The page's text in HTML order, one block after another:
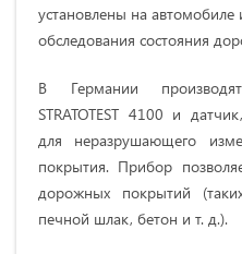
установлены на автомобиле
обследования состояния
В Германии
STRATOTEST 4100 и
для неразрушающего
покрытия. Прибор
дорожных покрытий
печной шлак, бетон и т. д.).